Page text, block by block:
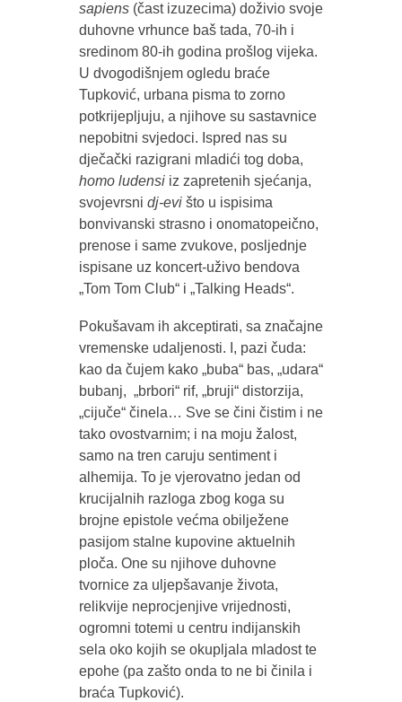
sapiens(čast izuzecima) doživio svoje
duhovne vrhunce baš tada, 70-ih i
sredinom 80-ih godina prošlog vijeka.
U dvogodišnjem ogledu braće
Tupković, urbana pisma to zorno
potkrijepljuju, a njihove su sastavnice
nepobitni svjedoci. Ispred nas su
dječački razigrani mladići tog doba,
homo ludensiiz zapretenih sjećanja,
svojevrsni dj-evišto u ispisima
bonvivanski strasno i onomatopeično,
prenose i same zvukove, posljednje
ispisane uz koncert-uživo bendova
„Tom Tom Club“ i „Talking Heads“.
Pokušavam ih akceptirati, sa značajne
vremenske udaljenosti. I, pazi čuda:
kao da čujem kako „buba“ bas, „udara“
bubanj, „brbori“ rif, „bruji“ distorzija,
„cijuče“ činela… Sve se čini čistim i ne
tako ovostvarnim; i na moju žalost,
samo na tren caruju sentiment i
alhemija. To je vjerovatno jedan od
krucijalnih razloga zbog koga su
brojne epistole većma obilježene
pasijom stalne kupovine aktuelnih
ploča. One su njihove duhovne
tvornice za uljepšavanje života,
relikvije neprocjenjive vrijednosti,
ogromni totemi u centru indijanskih
sela oko kojih se okupljala mladost te
epohe (pa zašto onda to ne bi činila i
braća Tupković).